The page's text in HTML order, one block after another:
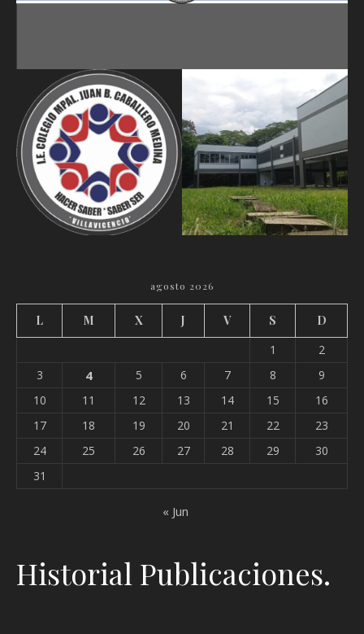
agosto 2026
L M X J V S
D
1
2
3
4 5 6 7 8
9
10
11 12 13 14 15
16
17
18 19 20 21 22
23
24
25 26 27 28 29
30
31
« Jun
Historial Publicaciones.